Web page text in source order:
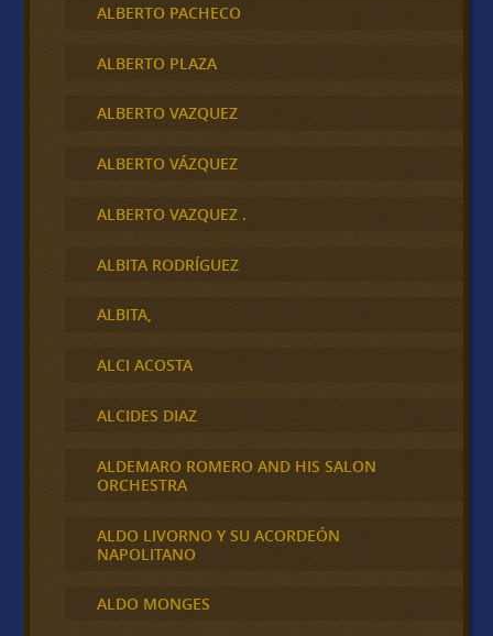
ALBERTO PACHECO
ALBERTO PLAZA
ALBERTO VAZQUEZ
ALBERTO VÁZQUEZ
ALBERTO VAZQUEZ .
ALBITA RODRÍGUEZ
ALBITA,
ALCI ACOSTA
ALCIDES DIAZ
ALDEMARO ROMERO AND HIS SALON
ORCHESTRA
ALDO LIVORNO Y SU ACORDEÓN
NAPOLITANO
ALDO MONGES